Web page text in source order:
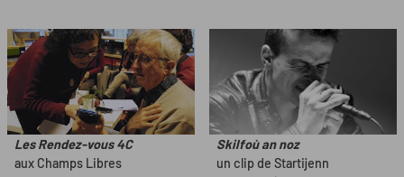
Les Rendez-vous 4C
aux Champs Libres
Skilfoù an noz
un clip de Startijenn